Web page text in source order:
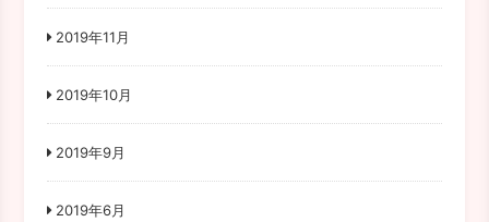
2019年11月
2019年10月
2019年9月
2019年6月